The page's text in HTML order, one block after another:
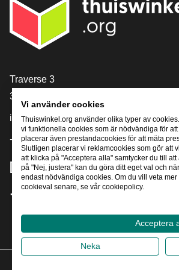
[_General:Contact]
Traverse 3
3905 NL Veenendaal
info@thuiswinkel.org
+31 (0)318 64 85 75
[_General:SocialMediaTitle]
Vi använder cookies
Thuiswinkel.org använder olika typer av
vi funktionella cookies som är nödvändiga för
placerar även prestandacookies för att mäta
Slutligen placerar vi reklamcookies som gör att
att klicka på "Acceptera alla" samtycker du till
på "Nej, justera" kan du göra ditt eget val och
endast nödvändiga cookies. Om du vill veta
cookieval senare, se vår cookiepolicy.
Acceptera
Neka